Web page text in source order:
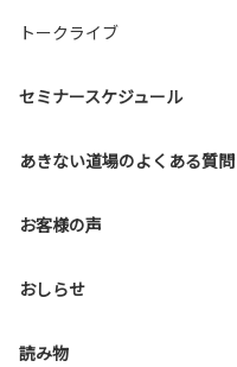
トークライブ
セミナースケジュール
あきない道場のよくある質問
お客様の声
おしらせ
読み物